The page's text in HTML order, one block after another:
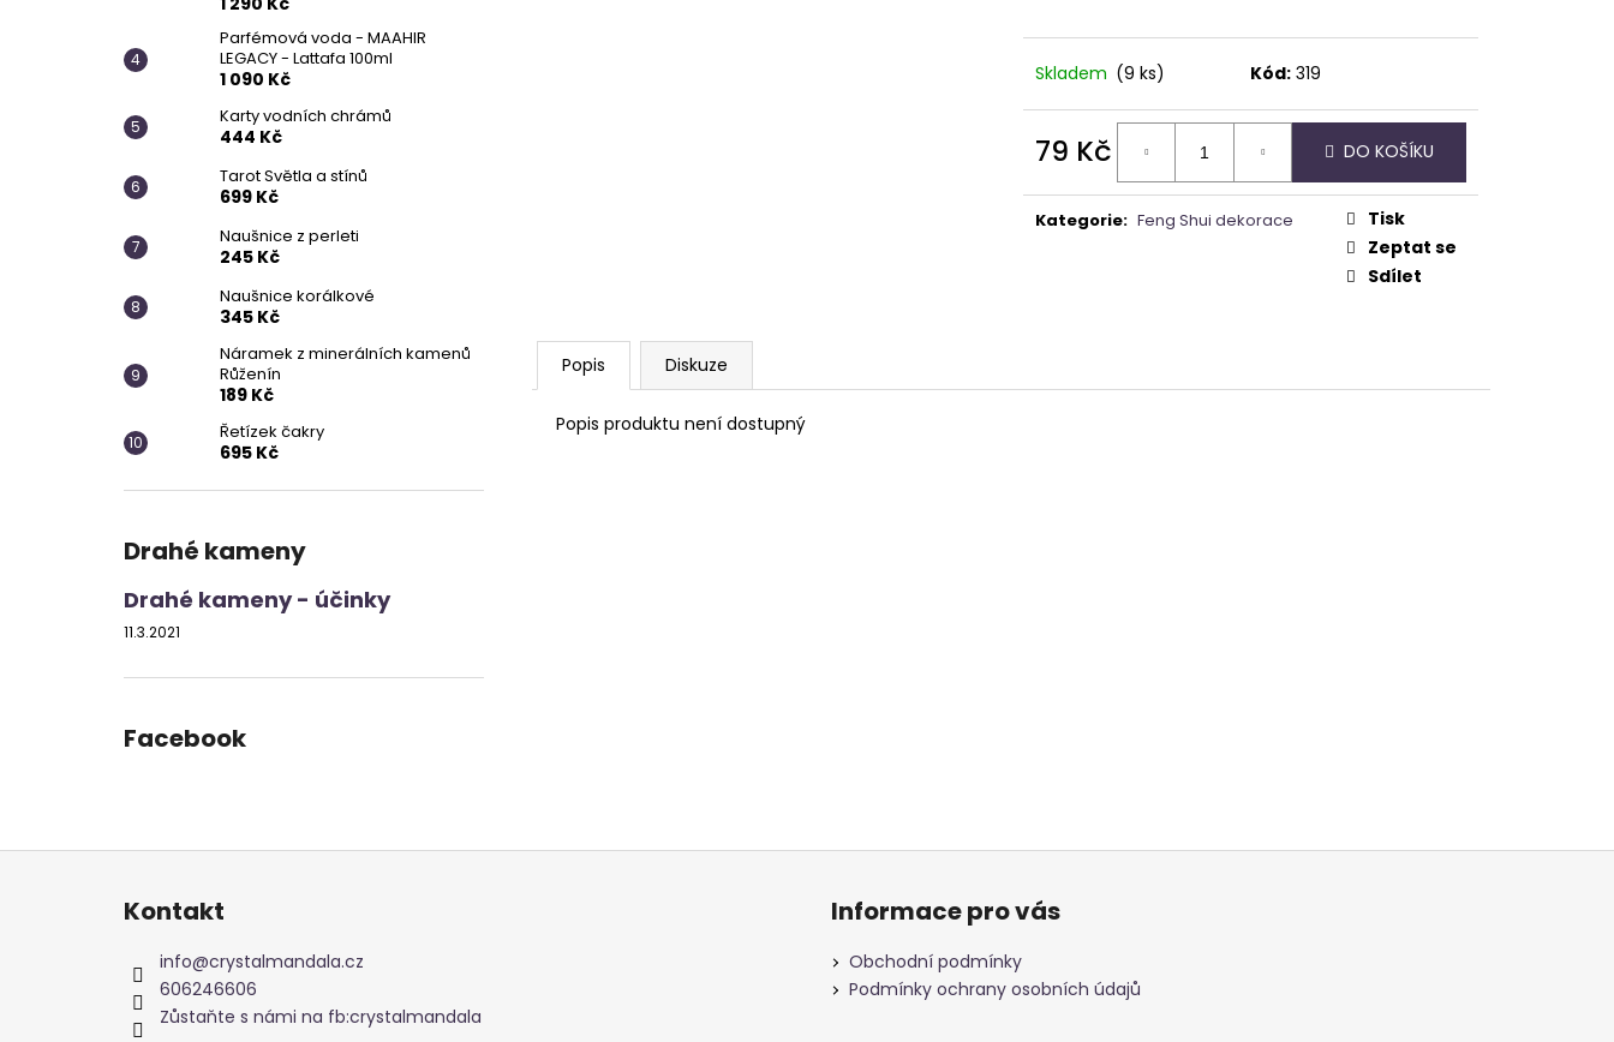
Parfémová voda - MAAHIR
LEGACY - Lattafa 100ml
1 090 Kč
Karty vodních chrámů
444 Kč
Tarot Světla a stínů
699 Kč
Naušnice z perleti
245 Kč
Naušnice korálkové
345 Kč
Náramek z minerálních kamenů
Růženín
189 Kč
Řetízek čakry
695 Kč
Drahé kameny
Drahé kameny - účinky
11.3.2021
Facebook
Skladem (9 ks) Kód: 319
79 Kč
cena:
DO KOŠÍKU
Kategorie: Feng Shui dekorace
Tisk
Zeptat se
Sdílet
Popis Diskuze
Popis produktu není dostupný
Z
Kontakt
info@crystalmandala.cz
606246606
Zůstaňte s námi na fb:crystalmandala
Informace pro vás
Obchodní podmínky
Podmínky ochrany osobních údajů